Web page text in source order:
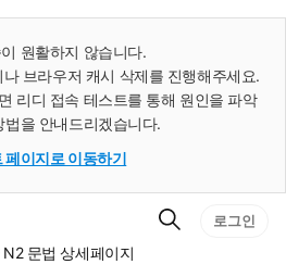
원활하지 않습니다.
브라우저 캐시 삭제를 진행해주세요.
리디 접속 테스트를 통해 원인을 파악
법을 안내드리겠습니다.
페이지로 이동하기
검
로그인
문법 상세페이지